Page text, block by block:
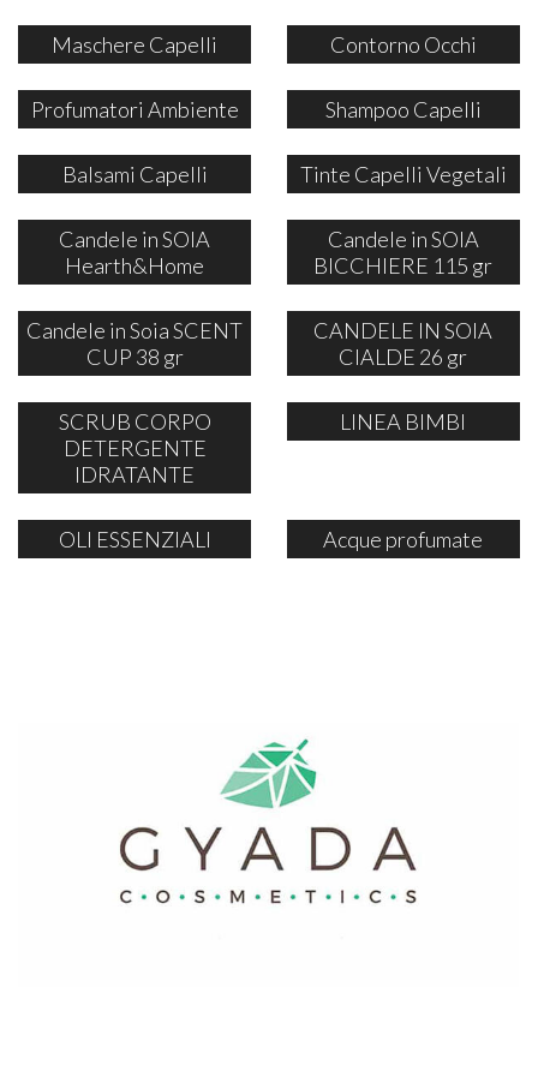
Maschere Capelli Contorno Occhi
Profumatori Ambiente Shampoo Capelli
Balsami Capelli Tinte Capelli Vegetali
Candele in SOIA
Hearth&Home
Candele in SOIA
BICCHIERE 115 gr
Candele in Soia SCENT
CUP 38 gr
CANDELE IN SOIA
CIALDE 26 gr
SCRUB CORPO
DETERGENTE
IDRATANTE
LINEA BIMBI
OLI ESSENZIALI Acque profumate